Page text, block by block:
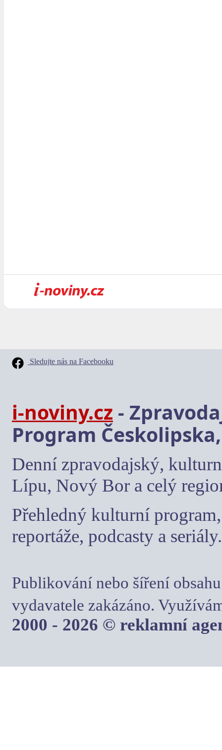
Sledujte nás na Facebooku
i-noviny.cz -
Program
Denní zpravodajský,
Lípu, Nový Bor a celý
Přehledný kulturní
reportáže, podcasty a seriály.
Publikování nebo šíření
vydavatele zakázáno.
2000 - 2026 © reklamní